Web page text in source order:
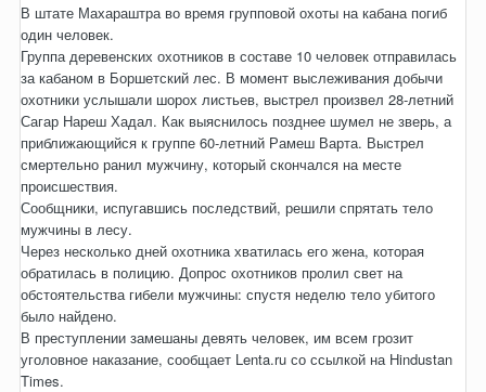
В штате Махараштра во время групповой охоты на кабана погиб
один человек.
Группа деревенских охотников в составе 10 человек отправилась
за кабаном в Боршетский лес. В момент выслеживания добычи
охотники услышали шорох листьев, выстрел произвел 28-летний
Сагар Нареш Хадал. Как выяснилось позднее шумел не зверь, а
приближающийся к группе 60-летний Рамеш Варта. Выстрел
смертельно ранил мужчину, который скончался на месте
происшествия.
Сообщники, испугавшись последствий, решили спрятать тело
мужчины в лесу.
Через несколько дней охотника хватилась его жена, которая
обратилась в полицию. Допрос охотников пролил свет на
обстоятельства гибели мужчины: спустя неделю тело убитого
было найдено.
В преступлении замешаны девять человек, им всем грозит
уголовное наказание, сообщает Lenta.ru со ссылкой на Hindustan
Times.